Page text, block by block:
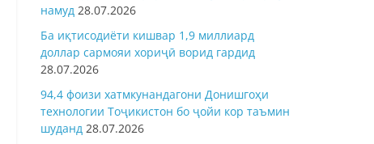
намуд 28.07.2026
Ба иқтисодиёти кишвар 1,9 миллиард
доллар сармояи хориҷӣ ворид гардид
28.07.2026
94,4 фоизи хатмкунандагони Донишгоҳи
технологии Тоҷикистон бо ҷойи кор таъмин
шуданд 28.07.2026